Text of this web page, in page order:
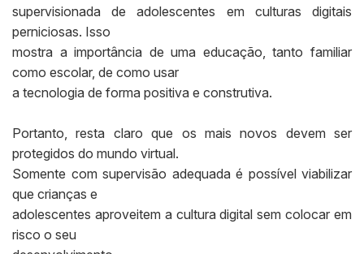
supervisionada de adolescentes em culturas digitais
perniciosas. Isso
mostra a importância de uma educação, tanto familiar
como escolar, de como usar
a tecnologia de forma positiva e construtiva.
Portanto, resta claro que os mais novos devem ser
protegidos do mundo virtual.
Somente com supervisão adequada é possível viabilizar
que crianças e
adolescentes aproveitem a cultura digital sem colocar em
risco o seu